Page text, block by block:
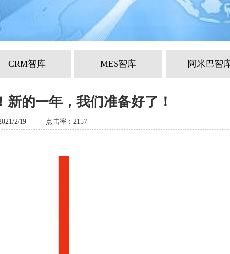
CRM智库 MES智库 阿米巴智
新的一年，我们准备好了！
2/19 点击率：2157